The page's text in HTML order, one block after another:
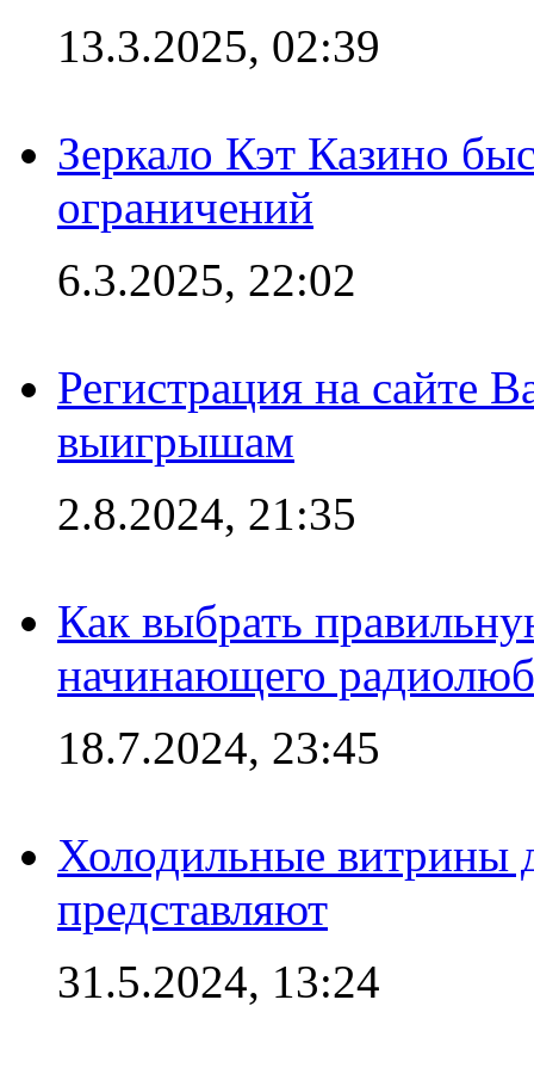
13.3.2025, 02:39
Зеркало Кэт Казино
ограничений
6.3.2025, 22:02
Регистрация на сайте
выигрышам
2.8.2024, 21:35
Как выбрать
начинающего
18.7.2024, 23:45
Холодильные витрины
представляют
31.5.2024, 13:24